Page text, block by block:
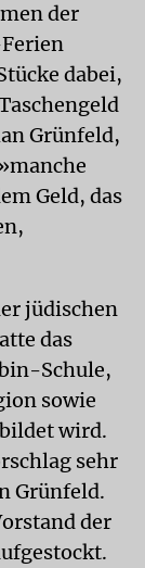
der
dabei,
Grünfeld,
Geld, das
jüdischen
das
Schule,
sowie
wird.
sehr
Grünfeld.
der